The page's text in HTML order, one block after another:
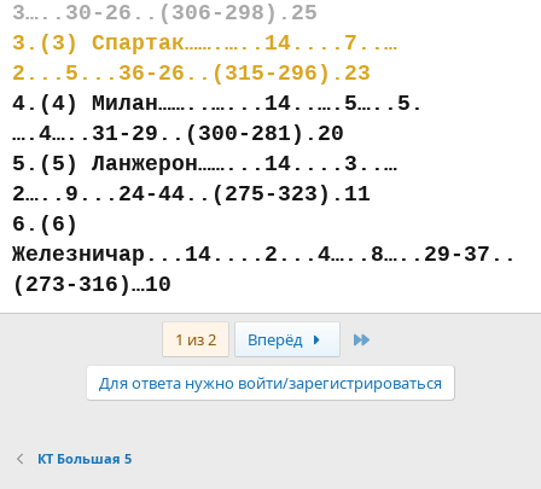
3…..30-26..(306-298).25
3.(3) Спартак…….…..14....7..…
2...5...36-26..(315-296).23
4.(4) Милан……..…...14..….5…..5.
….4…..31-29..(300-281).20
5.(5) Ланжерон……...14....3..…
2…..9...24-44..(275-323).11
6.(6)
Железничар...14....2...4…..8…..29-37..
(273-316)…10
1 из 2 Вперёд
Для ответа нужно войти/зарегистрироваться
КТ Большая 5